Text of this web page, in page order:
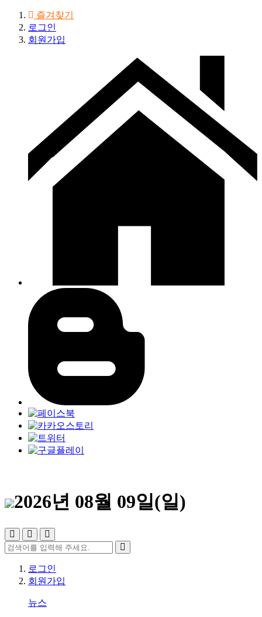
즐겨찾기
로그인
회원가입
2026년 08월 09일(일)
로그인
회원가입
뉴스